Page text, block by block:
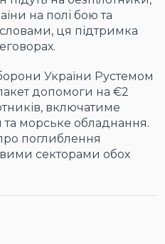
на полі бою та
ця підтримка
України Рустемом
допомоги на €2
включатиме
морське обладнання.
поглиблення
секторами обох